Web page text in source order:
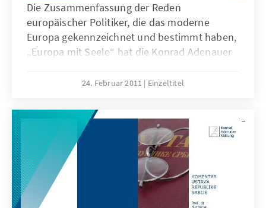
Die Zusammenfassung der Reden
europäischer Politiker, die das moderne
Europa gekennzeichnet und bestimmt haben,
„Europa mit Seele“ hat die Konrad Adenauer
Union der Föderalisten Europas
hat zum Ziel, uns durch Reden bedeutender
europäischer Politiker und Leader in Zeiten
zurückzuführen als die europäische Idee
entstand, sich entwickelte, wuchs und reifer
wurde. Sie hat aber auch zum Ziel, uns mit
Herausforderungen auseinanderzusetzen, die
Europa noch vor sich hat.
24. Februar 2011 Einzeltitel